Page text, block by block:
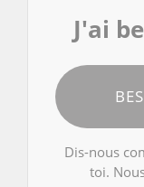
J'ai
Dis-nous
toi.